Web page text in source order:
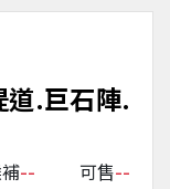
道.巨石陣.
-- 可售--